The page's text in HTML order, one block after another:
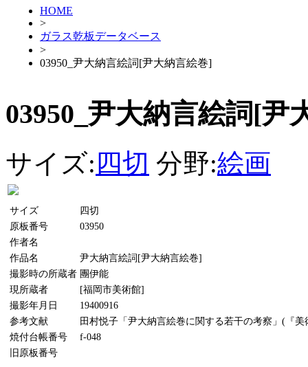
HOME
>
ガラス乾板データベース
>
03950_尹大納言絵詞[尹大納言絵巻]
03950_尹大納言絵詞[尹
サイズ: 四切 分野:絵画
サイズ
四切
原板番号
03950
作者名
作品名
尹大納言絵詞[尹大納言絵巻]
撮影時の所蔵者 團伊能
現所蔵者
[福岡市美術館]
撮影年月日
19400916
参考文献
田村悦子「尹大納言絵巻に関する若干の考察」(『美
焼付台帳番号
f-048
旧原板番号